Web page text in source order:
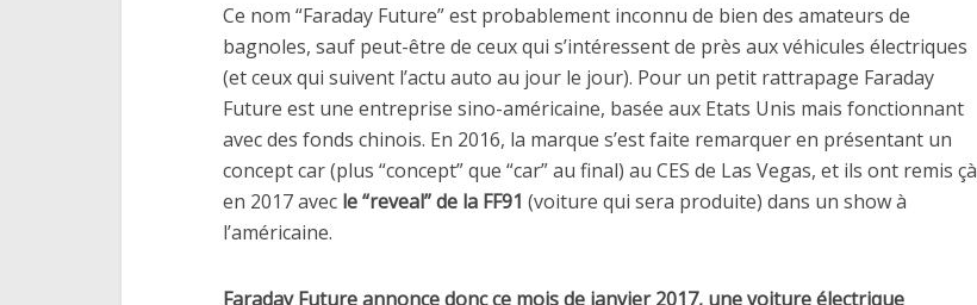
Ce nom “Faraday Future” est probablement inconnu de bien des amateurs de
bagnoles, sauf peut-être de ceux qui s’intéressent de près aux véhicules électriques
(et ceux qui suivent l’actu auto au jour le jour). Pour un petit rattrapage Faraday
Future est une entreprise sino-américaine, basée aux Etats Unis mais fonctionnant
avec des fonds chinois. En 2016, la marque s’est faite remarquer en présentant un
concept car (plus “concept” que “car” au final) au CES de Las Vegas, et ils ont remis çà
en 2017 avec le “reveal” de la FF91 (voiture qui sera produite) dans un show à
l’américaine.
Faraday Future annonce donc ce mois de janvier 2017, une voiture électrique